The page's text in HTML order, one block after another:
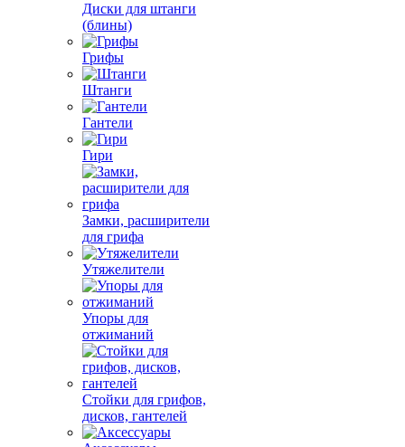
Диски для штанги
(блины)
Грифы
Штанги
Гантели
Гири
Замки, расширители
для грифа
Утяжелители
Упоры для
отжиманий
Стойки для грифов,
дисков, гантелей